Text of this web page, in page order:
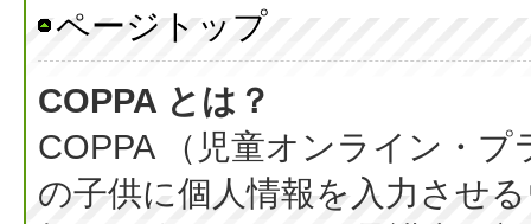
ページトップ
COPPA とは？
COPPA （児童オンライン・
の子供に個人情報を入力させ